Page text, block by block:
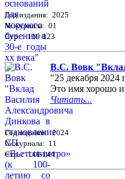
Год издания: 2025
№ журнала: 01
Стр. : 119-123
В.С. Вовк "Вклад
"25 декабря
Это имя хорошо
Читать...
Год издания: 2024
№ журнала: 11
Стр. : 141-144